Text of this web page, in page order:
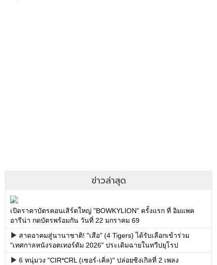
ข่าวล่าสุด
เปิดราคาบัตรคอนเสิร์ตใหญ่ "BOWKYLION" ครั้งแรก ที่ อิมแพค
อารีน่า กดบัตรพร้อมกัน วันที่ 22 มกราคม 69
สาดอาคมสู่นานาชาติ! "เสือ" (4 Tigers) ได้รับเลือกเข้าร่วม
"เทศกาลหนังรอตเทอร์ดัม 2026" ประเดิมฉายในทวีปยุโรป
6 หนุ่มวง "CIR*CRL (เซอร์-เคิ่ล)" ปล่อยซิงเกิลที่ 2 เพลง